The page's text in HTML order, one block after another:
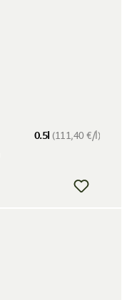
0.5l (111,40 €/l)